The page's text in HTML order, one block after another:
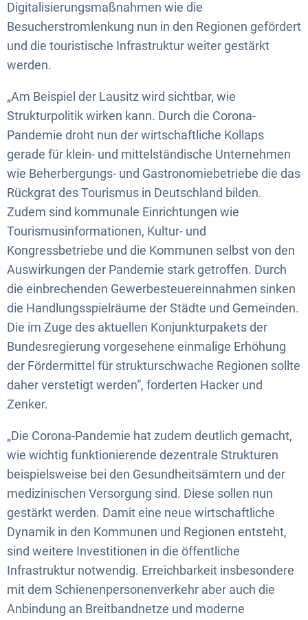
Digitalisierungsmaßnahmen wie die
Besucherstromlenkung nun in den Regionen gefördert
und die touristische Infrastruktur weiter gestärkt
werden.
„Am Beispiel der Lausitz wird sichtbar, wie
Strukturpolitik wirken kann. Durch die Corona-
Pandemie droht nun der wirtschaftliche Kollaps
gerade für klein- und mittelständische Unternehmen
wie Beherbergungs- und Gastronomiebetriebe die das
Rückgrat des Tourismus in Deutschland bilden.
Zudem sind kommunale Einrichtungen wie
Tourismusinformationen, Kultur- und
Kongressbetriebe und die Kommunen selbst von den
Auswirkungen der Pandemie stark getroffen. Durch
die einbrechenden Gewerbesteuereinnahmen sinken
die Handlungsspielräume der Städte und Gemeinden.
Die im Zuge des aktuellen Konjunkturpakets der
Bundesregierung vorgesehene einmalige Erhöhung
der Fördermittel für strukturschwache Regionen sollte
daher verstetigt werden“, forderten Hacker und
Zenker.
„Die Corona-Pandemie hat zudem deutlich gemacht,
wie wichtig funktionierende dezentrale Strukturen
beispielsweise bei den Gesundheitsämtern und der
medizinischen Versorgung sind. Diese sollen nun
gestärkt werden. Damit eine neue wirtschaftliche
Dynamik in den Kommunen und Regionen entsteht,
sind weitere Investitionen in die öffentliche
Infrastruktur notwendig. Erreichbarkeit insbesondere
mit dem Schienenpersonenverkehr aber auch die
Anbindung an Breitbandnetze und moderne